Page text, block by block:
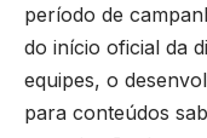
período de
do início oficial da
equipes, o
para conteúdos